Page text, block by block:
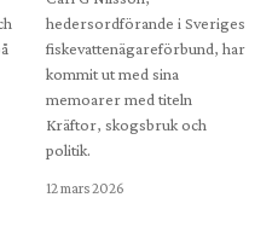
hedersordförande i Sveriges
fiskevattenägareförbund, har
kommit ut med sina
memoarer med titeln
Kräftor, skogsbruk och
politik.
12 mars 2026